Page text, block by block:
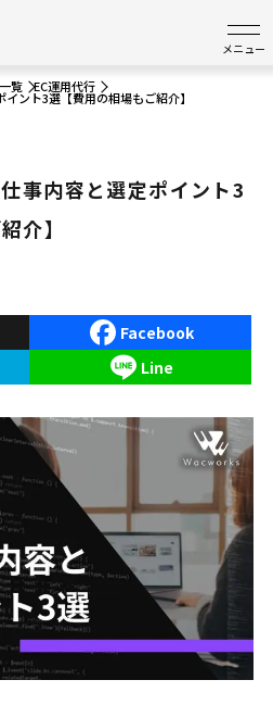
メニュー
覧 EC運用代行
ント3選【費用の相場もご紹介】
事内容と選定ポイント3
介】
Facebook
Line